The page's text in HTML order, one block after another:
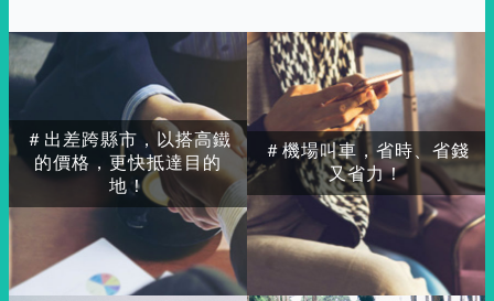
＃出差跨縣市，以搭高鐵
的價格，更快抵達目的
地！
＃機場叫車，省時、省錢
又省力！